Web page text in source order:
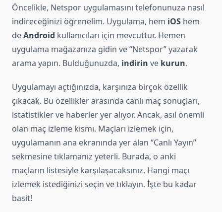
Öncelikle, Netspor uygulamasını telefonunuza nasıl
indireceğinizi öğrenelim. Uygulama, hem iOS hem
deAndroid kullanıcıları için mevcuttur. Hemen
uygulama mağazanıza gidin ve “Netspor” yazarak
arama yapın. Bulduğunuzda, indirin ve kurun.
Uygulamayı açtığınızda, karşınıza birçok özellik
çıkacak. Bu özellikler arasında canlı maç sonuçları,
istatistikler ve haberler yer alıyor. Ancak, asıl önemli
olan maç izleme kısmı. Maçları izlemek için,
uygulamanın ana ekranında yer alan “Canlı Yayın”
sekmesine tıklamanız yeterli. Burada, o anki
maçların listesiyle karşılaşacaksınız. Hangi maçı
izlemek istediğinizi seçin ve tıklayın. İşte bu kadar
basit!